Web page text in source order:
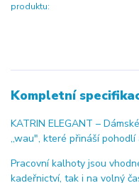
produktu:
Kompletní
KATRIN ELEGANT –
,,wau", které přináší
Pracovní kalhoty jsou
kadeřnictví, tak i na volný